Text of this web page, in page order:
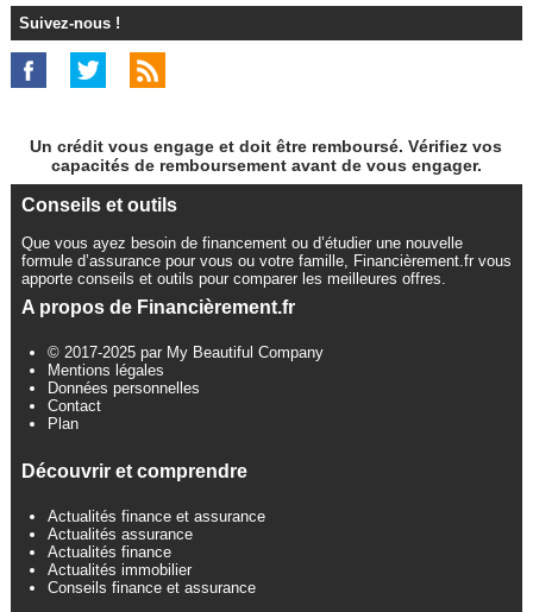
Suivez-nous !
Un crédit vous engage et doit être remboursé. Vérifiez vos
capacités de remboursement avant de vous engager.
Conseils et outils
Que vous ayez besoin de financement ou d’étudier une nouvelle
formule d’assurance pour vous ou votre famille, Financièrement.fr vous
apporte conseils et outils pour comparer les meilleures offres.
A propos de Financièrement.fr
© 2017-2025 par My Beautiful Company
Mentions légales
Données personnelles
Contact
Plan
Découvrir et comprendre
Actualités finance et assurance
Actualités assurance
Actualités finance
Actualités immobilier
Conseils finance et assurance